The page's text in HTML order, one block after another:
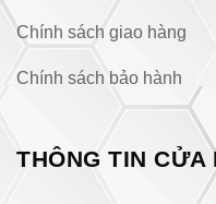
Chính sách giao hàng
Chính sách bảo hành
THÔNG TIN CỬA